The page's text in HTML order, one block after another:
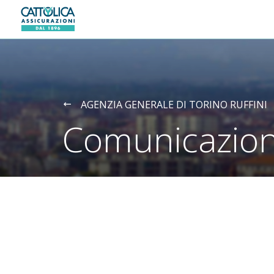
Generali logo
AGENZIA GENERALE DI TORINO RUFFINI